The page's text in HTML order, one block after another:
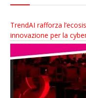
TrendAI rafforza
innovazione per la